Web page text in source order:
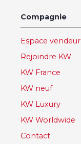
Compagnie
Espace vendeur
Rejoindre KW
KW France
KW neuf
KW Luxury
KW Worldwide
Contact